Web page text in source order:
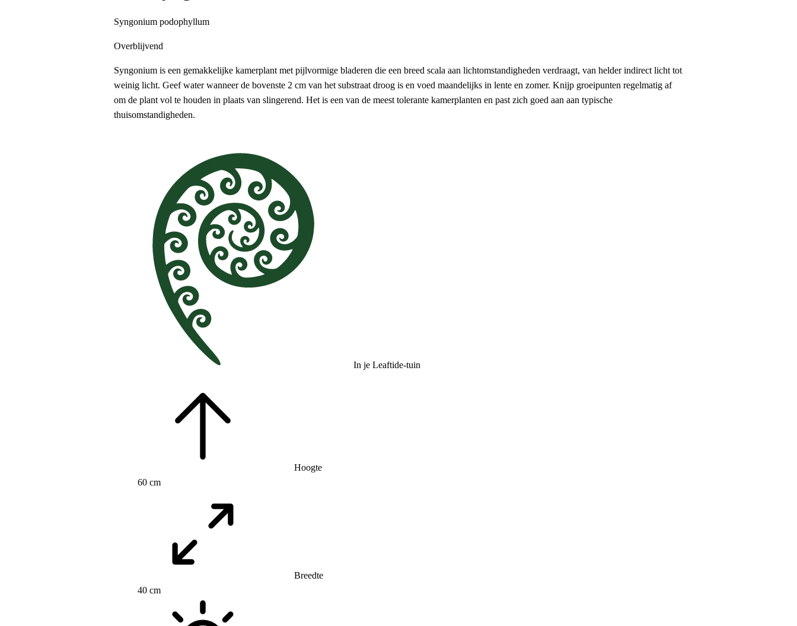
Syngonium podophyllum
Overblijvend
Syngonium is een gemakkelijke kamerplant met pijlvormige bladeren die een breed scala aan lichtomstandigheden verdraagt, van helder indirect licht tot
weinig licht. Geef water wanneer de bovenste 2 cm van het substraat droog is en voed maandelijks in lente en zomer. Knijp groeipunten regelmatig af
om de plant vol te houden in plaats van slingerend. Het is een van de meest tolerante kamerplanten en past zich goed aan aan typische
thuisomstandigheden.
In je Leaftide-tuin
Hoogte
60 cm
Breedte
40 cm